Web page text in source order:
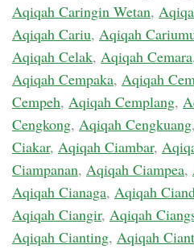
Aqiqah Caringin Wetan,
Aqiqah Cariu, Aqiqah
Aqiqah Celak, Aqiqah Cemara
Aqiqah Cempaka, Aqiqah
Cempeh, Aqiqah Cemplang,
Cengkong, Aqiqah Cengkuang,
Ciakar, Aqiqah Ciambar,
Ciampanan, Aqiqah Ciampea,
Aqiqah Cianaga, Aqiqah
Aqiqah Ciangir, Aqiqah
Aqiqah Cianting, Aqiqah